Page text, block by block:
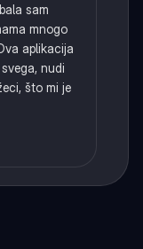
sam
mnogo
aplikacija
nudi
što mi je